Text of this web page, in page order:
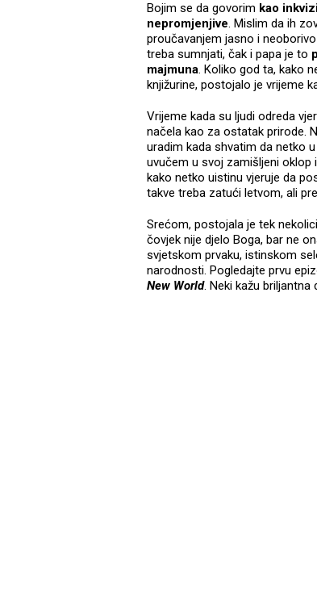
Bojim se da govorim kao
nepromjenjive. Mislim da ih
proučavanjem jasno i
treba sumnjati, čak i papa je to
majmuna. Koliko god ta, kako
knjižurine, postojalo je vrijeme
Vrijeme kada su ljudi odreda
načela kao za ostatak prirode.
uradim kada shvatim da netko
uvučem u svoj zamišljeni
kako netko uistinu vjeruje da
takve treba zatući letvom, ali
Srećom, postojala je tek
čovjek nije djelo Boga, bar ne
svjetskom prvaku, istinskom
narodnosti. Pogledajte prvu
New World. Neki kažu